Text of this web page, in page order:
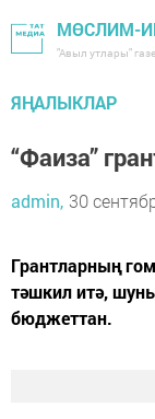
МӨСЛИМ-
"Авыл утлары"
ЯҢАЛЫКЛАР
“Фаиза”
admin, 30
Грантларның
тәшкил итә,
бюджеттан.